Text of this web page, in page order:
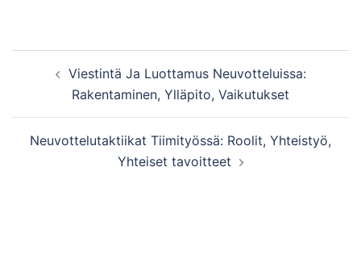
navigationViestintä Ja Luottamus Neuvotteluissa:
Rakentaminen, Ylläpito, Vaikutukset
Neuvottelutaktiikat Tiimityössä: Roolit, Yhteistyö,
Yhteiset tavoitteet